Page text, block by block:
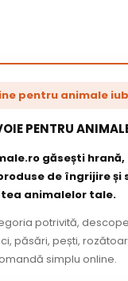
pentru animale
PENTRU
găsești
de îngrijire și
animalelor tale.
potrivită,
păsări, pești,
simplu online.